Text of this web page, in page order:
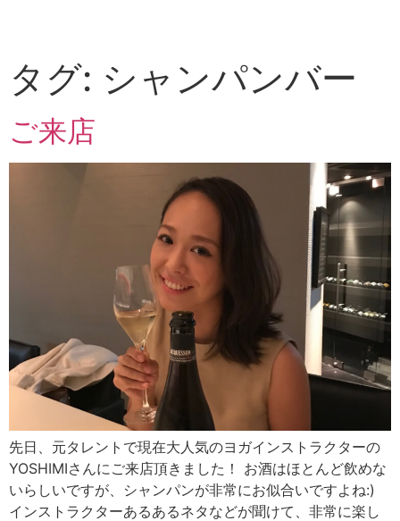
タグ: シャンパンバー
ご来店
先日、元タレントで現在大人気のヨガインストラクターの
YOSHIMIさんにご来店頂きました！ お酒はほとんど飲めな
いらしいですが、シャンパンが非常にお似合いですよね:)
インストラクターあるあるネタなどが聞けて、非常に楽し